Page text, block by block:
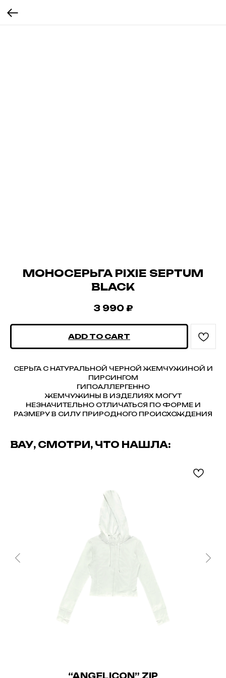
МОНОСЕРЬГА PIXIE SEPTUM
BLACK
3 990 ₽
ADD TO CART
СЕРЬГА С НАТУРАЛЬНОЙ ЧЕРНОЙ ЖЕМЧУЖИНОЙ И
ПИРСИНГОМ
ГИПОАЛЛЕРГЕННО
ЖЕМЧУЖИНЫ В ИЗДЕЛИЯХ МОГУТ
НЕЗНАЧИТЕЛЬНО ОТЛИЧАТЬСЯ ПО ФОРМЕ И
РАЗМЕРУ В СИЛУ ПРИРОДНОГО ПРОИСХОЖДЕНИЯ
ВАУ, СМОТРИ, ЧТО НАШЛА:
“ANGELICON” ZIP